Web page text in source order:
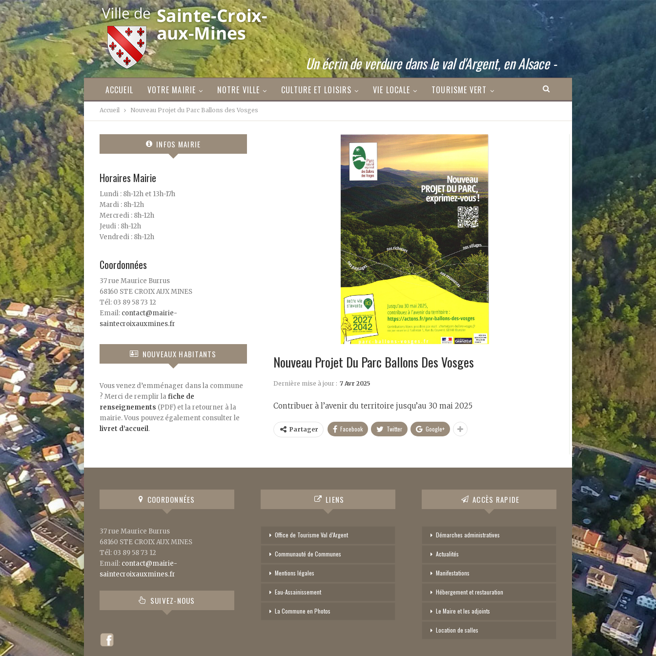
Un écrin de verdure dans le val d'Argent, en Alsace -
ACCUEIL VOTRE MAIRIE NOTRE VILLE CULTURE ET LOISIRS VIE LOCALE TOURISME VERT
Accueil Nouveau Projet du Parc Ballons des Vosges
Nouveau Projet Du Parc Ballons Des Vosges
Dernière mise à jour : 7 Avr 2025
Contribuer à l’avenir du territoire jusqu’au 30 mai 2025
Partager Facebook Twitter Google+
INFOS MAIRIE
Horaires Mairie
Lundi : 8h-12h et 13h-17h
Mardi : 8h-12h
Mercredi : 8h-12h
Jeudi : 8h-12h
Vendredi : 8h-12h
Coordonnées
37 rue Maurice Burrus
68160 STE CROIX AUX MINES
Tél: 03 89 58 73 12
Email: contact@mairie-
saintecroixauxmines.fr
NOUVEAUX HABITANTS
Vous venez d’emménager dans la commune
? Merci de remplir la fiche de
renseignements (PDF) et la retourner à la
mairie. Vous pouvez également consulter le
livret d’accueil.
COORDONNÉES
37 rue Maurice Burrus
68160 STE CROIX AUX MINES
Tél: 03 89 58 73 12
Email: contact@mairie-
saintecroixauxmines.fr
SUIVEZ-NOUS
LIENS
Office de Tourisme Val d’Argent
Communauté de Communes
Mentions légales
Eau-Assainissement
La Commune en Photos
ACCÈS RAPIDE
Démarches administratives
Actualités
Manifestations
Hébergement et restauration
Le Maire et les adjoints
Location de salles